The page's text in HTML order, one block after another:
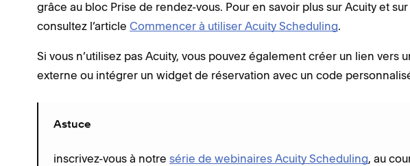
grâce au bloc Prise de rendez-vous. Pour en savoir plus sur Acuity et
consultez l’article Commencer à utiliser Acuity Scheduling.
Si vous n’utilisez pas Acuity, vous pouvez également créer un lien vers
externe ou intégrer un widget de réservation avec un code
Astuce
inscrivez-vous à notre série de webinaires Acuity Scheduling, au